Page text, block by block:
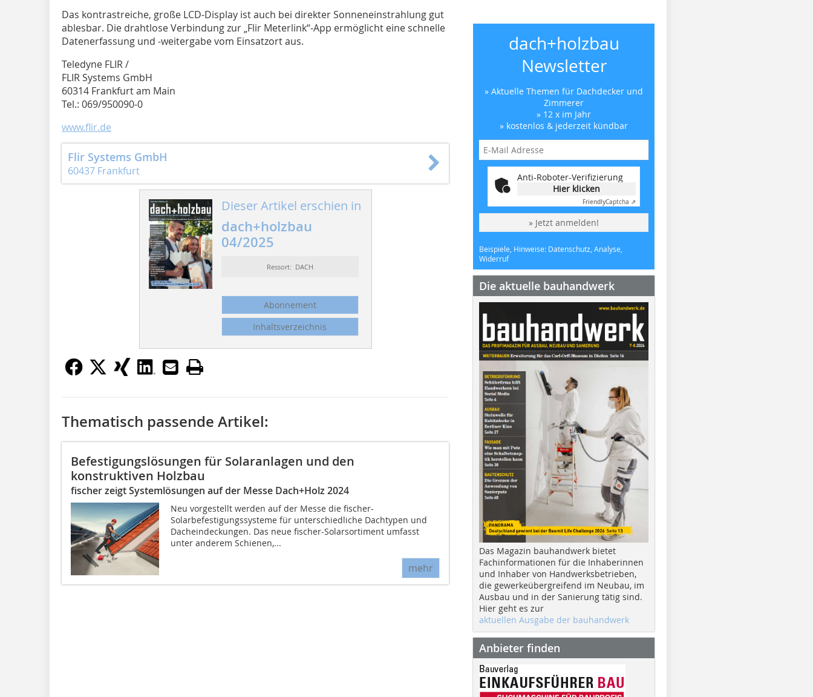
Das kontrastreiche, große LCD-Display ist auch bei direkter Sonneneinstrahlung gut
ablesbar. Die drahtlose Verbindung zur „Flir Meterlink“-App ermöglicht eine schnelle
Datenerfassung und -weitergabe vom Einsatzort aus.
Teledyne FLIR /
FLIR Systems GmbH
60314 Frankfurt am Main
Tel.: 069/950090-0
www.flir.de
Flir Systems GmbH
60437 Frankfurt
Dieser Artikel erschien in
dach+holzbau
04/2025
Ressort: DACH
Abonnement
Inhaltsverzeichnis
Thematisch passende Artikel:
Befestigungslösungen für Solaranlagen und den
konstruktiven Holzbau
fischer zeigt Systemlösungen auf der Messe Dach+Holz 2024
Neu vorgestellt werden auf der Messe die fischer-
Solarbefestigungssysteme für unterschiedliche Dachtypen und
Dacheindeckungen. Das neue fischer-Solarsortiment umfasst
unter anderem Schienen,...
mehr
dach+holzbau
Newsletter
» Aktuelle Themen für Dachdecker und
Zimmerer
» 12 x im Jahr
» kostenlos & jederzeit kündbar
Anti-Roboter-Verifizierung
Hier klicken
FriendlyCaptcha ⇗
» Jetzt anmelden!
Beispiele, Hinweise: Datenschutz, Analyse,
Widerruf
Die aktuelle bauhandwerk
Das Magazin bauhandwerk bietet
Fachinformationen für die Inhaberinnen
und Inhaber von Handwerksbetrieben,
die gewerkeübergreifend im Neubau, im
Ausbau und in der Sanierung tätig sind.
Hier geht es zur
aktuellen Ausgabe der bauhandwerk
Anbieter finden